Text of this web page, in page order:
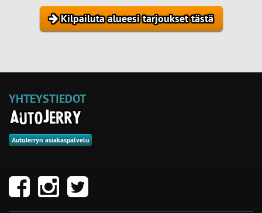
Kilpailuta alueesi tarjoukset tästä
YHTEYSTIEDOT
AutoJerryn asiakaspalvelu